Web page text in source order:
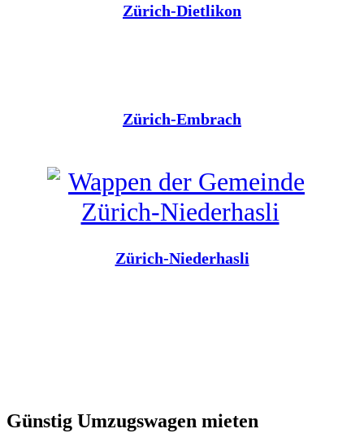
Zürich-Dietlikon
Zürich-Embrach
Zürich-Niederhasli
Günstig Umzugswagen mieten